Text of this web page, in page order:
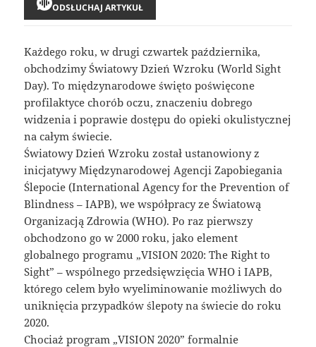
ODSŁUCHAJ ARTYKUŁ
Każdego roku, w drugi czwartek października,
obchodzimy Światowy Dzień Wzroku (World Sight
Day). To międzynarodowe święto poświęcone
profilaktyce chorób oczu, znaczeniu dobrego
widzenia i poprawie dostępu do opieki okulistycznej
na całym świecie.
Światowy Dzień Wzroku został ustanowiony z
inicjatywy Międzynarodowej Agencji Zapobiegania
Ślepocie (International Agency for the Prevention of
Blindness – IAPB), we współpracy ze Światową
Organizacją Zdrowia (WHO). Po raz pierwszy
obchodzono go w 2000 roku, jako element
globalnego programu „VISION 2020: The Right to
Sight” – wspólnego przedsięwzięcia WHO i IAPB,
którego celem było wyeliminowanie możliwych do
uniknięcia przypadków ślepoty na świecie do roku
2020.
Chociaż program „VISION 2020” formalnie